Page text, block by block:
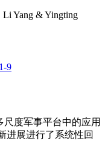
Li Yang & Yingting
9
度军事平台中的应用
进展进行了系统性回